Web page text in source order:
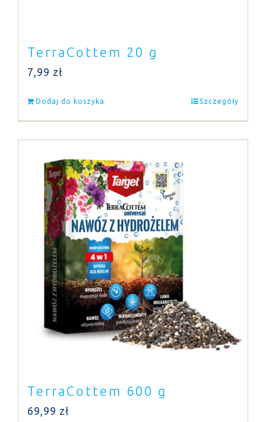
TerraCottem 20 g
7,99 zł
Dodaj do koszyka Szczegóły
TerraCottem 600 g
69,99 zł